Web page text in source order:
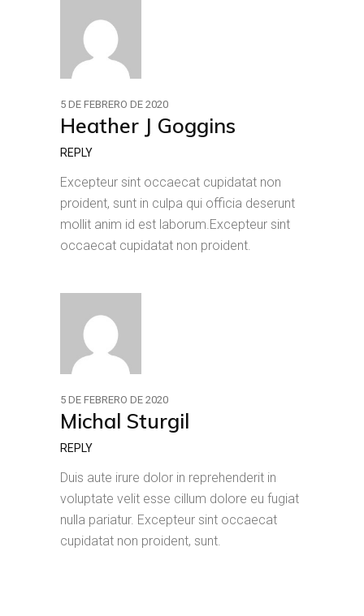
5 DE FEBRERO DE 2020
Heather J Goggins
REPLY
Excepteur sint occaecat cupidatat non
proident, sunt in culpa qui officia deserunt
mollit anim id est laborum.Excepteur sint
occaecat cupidatat non proident.
5 DE FEBRERO DE 2020
Michal Sturgil
REPLY
Duis aute irure dolor in reprehenderit in
voluptate velit esse cillum dolore eu fugiat
nulla pariatur. Excepteur sint occaecat
cupidatat non proident, sunt.